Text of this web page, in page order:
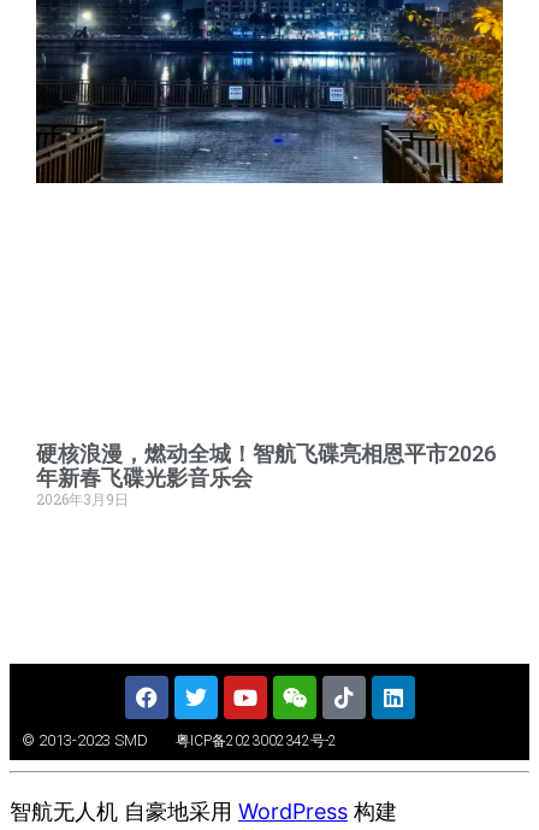
硬核浪漫，燃动全城！智航飞碟亮相恩平市2026
年新春飞碟光影音乐会
2026年3月9日
© 2013-2023 SMD 粤ICP备2023002342号-2
智航无人机 自豪地采用 WordPress 构建